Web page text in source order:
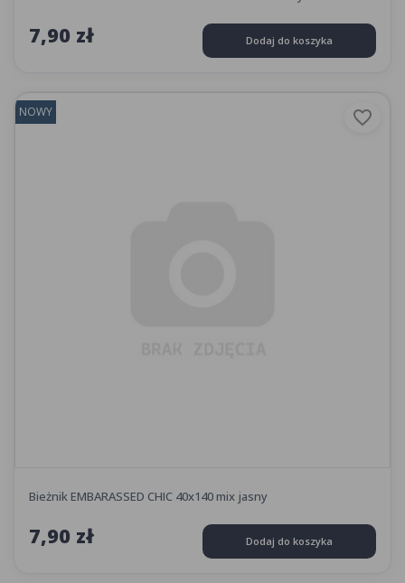
7,90 zł Dodaj do koszyka
NOWY favorite_border
Bieżnik EMBARASSED CHIC 40x140 mix jasny
7,90 zł Dodaj do koszyka